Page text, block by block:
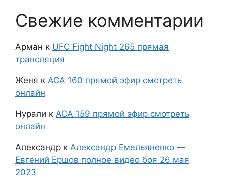
Свежие комментарии
Арман к UFC Fight Night 265 прямая
трансляция
Женя к АСА 160 прямой эфир смотреть
онлайн
Нурали к АСА 159 прямой эфир смотреть
онлайн
Александр к Александр Емельяненко —
Евгений Ершов полное видео боя 26 мая
2023